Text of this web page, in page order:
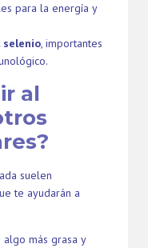
para la energía y
selenio, importantes
al
suelen
te ayudarán a
más grasa y